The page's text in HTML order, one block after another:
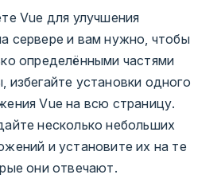
Vue для улучшения
сервере и вам нужно, чтобы
определёнными частями
избегайте установки одного
Vue на всю страницу.
несколько небольших
и установите их на те
они отвечают.